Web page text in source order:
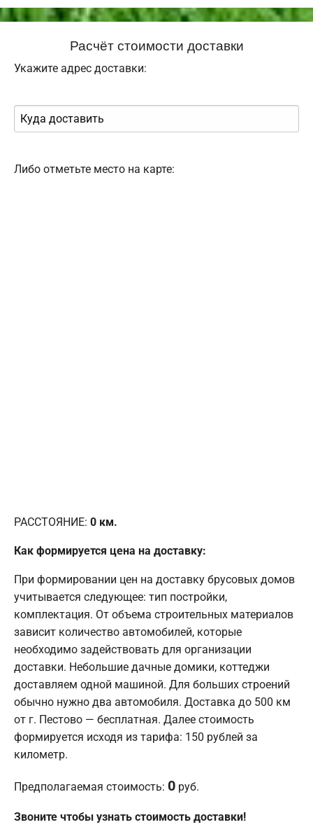
Расчёт стоимости доставки
Укажите адрес доставки:
Либо отметьте место на карте:
РАССТОЯНИЕ: 0 км.
Как формируется цена на доставку:
При формировании цен на доставку брусовых домов
учитывается следующее: тип постройки,
комплектация. От объема строительных материалов
зависит количество автомобилей, которые
необходимо задействовать для организации
доставки. Небольшие дачные домики, коттеджи
доставляем одной машиной. Для больших строений
обычно нужно два автомобиля. Доставка до 500 км
от г. Пестово — бесплатная. Далее стоимость
формируется исходя из тарифа: 150 рублей за
километр.
Предполагаемая стоимость: 0 руб.
Звоните чтобы узнать стоимость доставки!